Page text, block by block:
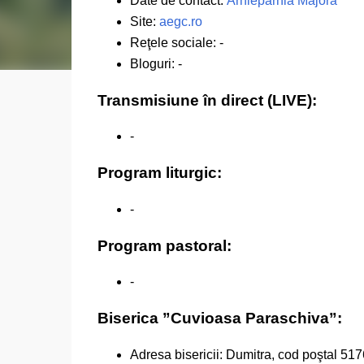
Site: aegc.ro
Reţele sociale: -
Bloguri: -
Transmisiune în direct (LIVE):
-
Program liturgic:
-
Program pastoral:
-
Biserica ”Cuvioasa Paraschiva”:
Adresa bisericii: Dumitra, cod poştal